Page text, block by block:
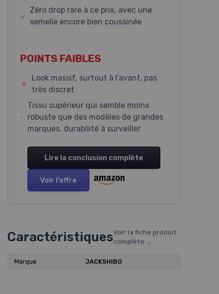
Zéro drop rare à ce prix, avec une
semelle encore bien coussinée
POINTS FAIBLES
Look massif, surtout à l’avant, pas
très discret
Tissu supérieur qui semble moins
robuste que des modèles de grandes
marques, durabilité à surveiller
Lire la conclusion complète
Voir l'offre
CaractéristiquesVoir la fiche produit
complète →
Marque JACKSHIBO